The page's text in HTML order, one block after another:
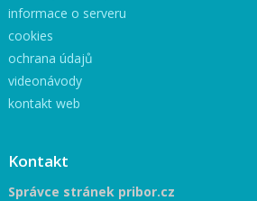
informace o serveru
cookies
ochrana údajů
videonávody
kontakt web
Kontakt
Správce stránek pribor.cz